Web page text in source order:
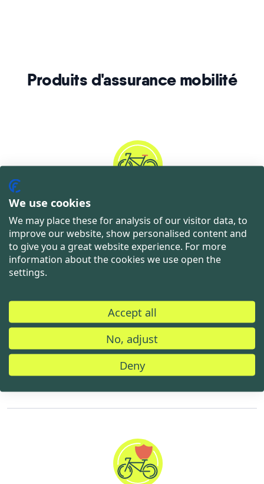
Produits d'assurance mobilité
Assurance vélo
Assistance vélo électrique
We use cookies
We may place these for analysis of our visitor data, to
improve our website, show personalised content and
to give you a great website experience. For more
information about the cookies we use open the
settings.
Accept all
No, adjust
Deny